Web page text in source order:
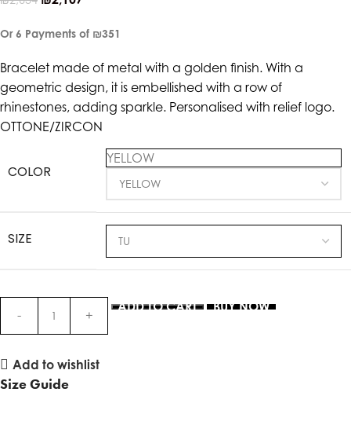
Or 6 Payments of ₪351
Bracelet made of metal with a golden finish. With a
geometric design, it is embellished with a row of
rhinestones, adding sparkle. Personalised with relief logo.
OTTONE/ZIRCON
COLOR
YELLOW
SIZE
ADD TO CART BUY NOW
Add to wishlist
Size Guide